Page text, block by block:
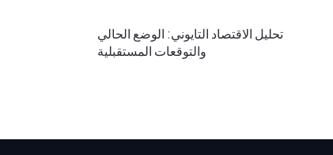
تحليل الاقتصاد التايوني: الوضع الحالي
والتوقعات المستقبلية